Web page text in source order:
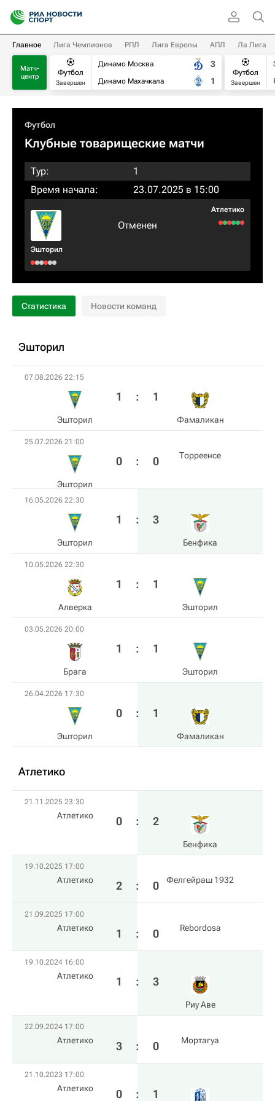
Главное Лига Чемпионов РПЛ Лига Европы АПЛ Ла Лига
Матч-
центр
Футбол
Завершен
Динамо Москва
Динамо Махачкала
3
1
Футбол
Завершен
Футбол
Клубные товарищеские матчи
Тур:
1
Время начала:
23.07.2025 в 15:00
Эшторил
Отменен
Атлетико
Статистика Новости команд
Эшторил
07.08.2026 22:15
Эшторил
1 : 1
Фамаликан
25.07.2026 21:00
Эшторил
0 : 0 Торреенсе
16.05.2026 22:30
Эшторил
1 : 3
Бенфика
10.05.2026 22:30
Алверка
1 : 1
Эшторил
03.05.2026 20:00
Брага
1 : 1
Эшторил
26.04.2026 17:30
Эшторил
0 : 1
Фамаликан
Атлетико
21.11.2025 23:30
Атлетико 0 : 2
Бенфика
19.10.2025 17:00
Атлетико 2 : 0 Фелгейраш 1932
21.09.2025 17:00
Атлетико 1 : 0 Rebordosa
19.10.2024 16:00
Атлетико 1 : 3
Риу Аве
22.09.2024 17:00
Атлетико 3 : 0 Мортагуа
21.10.2023 17:00
Атлетико 0 : 1